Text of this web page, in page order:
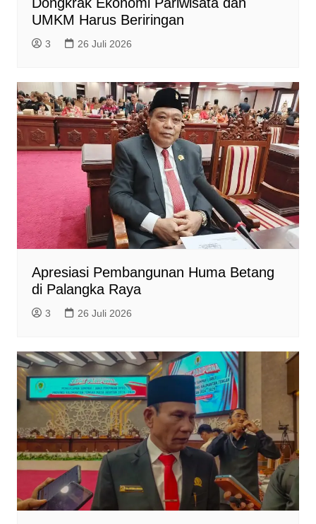
UMKM Harus Beriringan
3 26 Juli 2026
Apresiasi Pembangunan Huma Betang
di Palangka Raya
3 26 Juli 2026